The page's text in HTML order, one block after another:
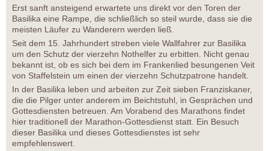
Erst sanft ansteigend erwartete uns direkt vor den Toren der
Basilika eine Rampe, die schließlich so steil wurde, dass sie die
meisten Läufer zu Wanderern werden ließ.
Seit dem 15. Jahrhundert streben viele Wallfahrer zur Basilika
um den Schutz der vierzehn Nothelfer zu erbitten. Nicht genau
bekannt ist, ob es sich bei dem im Frankenlied besungenen Veit
von Staffelstein um einen der vierzehn Schutzpatrone handelt.
In der Basilika leben und arbeiten zur Zeit sieben Franziskaner,
die die Pilger unter anderem im Beichtstuhl, in Gesprächen und
Gottesdiensten betreuen. Am Vorabend des Marathons findet
hier traditionell der Marathon-Gottesdienst statt. Ein Besuch
dieser Basilika und dieses Gottesdienstes ist sehr
empfehlenswert.